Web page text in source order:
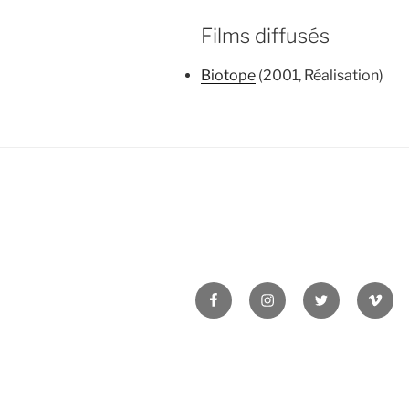
Films diffusés
Biotope (2001, Réalisation)
FacebookInstagramTwitter